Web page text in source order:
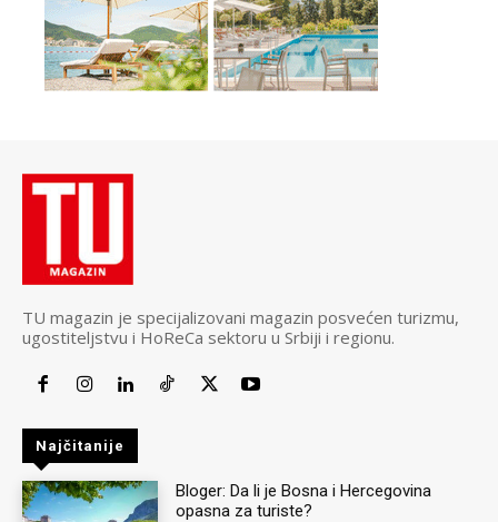
TU magazin je specijalizovani magazin posvećen turizmu,
ugostiteljstvu i HoReCa sektoru u Srbiji i regionu.
Najčitanije
Bloger: Da li je Bosna i Hercegovina
opasna za turiste?